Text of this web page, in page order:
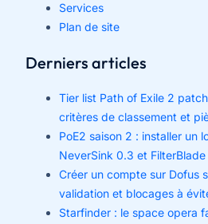
Services
Plan de site
Derniers articles
Tier list Path of Exile 2
critères de classement et
PoE2 saison 2 : installer un
NeverSink 0.3 et FilterBlade
Créer un compte sur Dofus
validation et blocages à
Starfinder : le space opera